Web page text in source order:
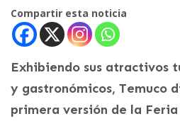
Compartir esta noticia
Exhibiendo sus atractivos
y gastronómicos, Temuco
primera versión de la